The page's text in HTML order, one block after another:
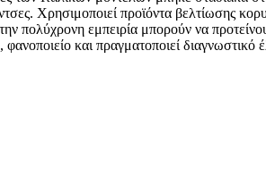
Χρησιμοποιεί προϊόντα
πολύχρονη εμπειρία μπορούν να
και πραγματοποιεί